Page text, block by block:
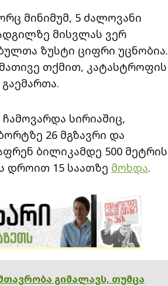
მინიმუმ, 5 ძალოვანი
მისვლას ვერ
ზუსტი ციფრი უცნობია.
თქმით, კატასტროფის
სირიაშიც,
26 მგზავრი და
ბილიკამდე 500 მეტრის
დროით 15 საათზე მოხდა.
გიმალავს, თუმცა